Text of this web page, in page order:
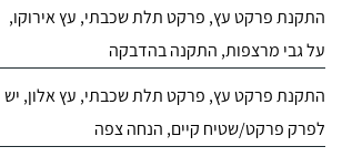
התקנת פרקט עץ, פרקט תלת שכבתי, עץ אירוקו,
על גבי מרצפות, התקנה בהדבקה
התקנת פרקט עץ, פרקט תלת שכבתי, עץ אלון, יש
לפרק פרקט/שטיח קיים, הנחה צפה